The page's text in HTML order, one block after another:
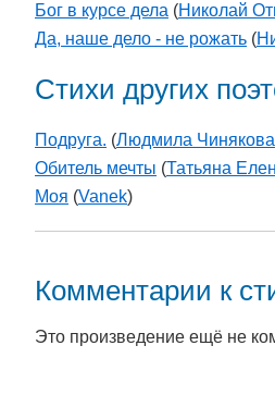
Бог в курсе дела (Николай
Да, наше дело - не рожать (
Стихи других
Подруга. (Людмила Чинякова
Обитель мечты (Татьяна
Моя (Vanek)
Комментарии к
Это произведение ещё не